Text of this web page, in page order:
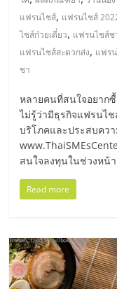
แฟ
รน
ไชส์,
รน
ไชส์
ขาย
แฟ
รน
ไชส์
แฟ
ขาย
หน้า
บ้าน
แฟรนไชส์, แฟรนไชส์
ไชส์ก๋วยเตี๋ยว, แฟรนไชส์ช
แฟรนไชส์สะดวกส่ง, แฟร
ชา
หลายคนที่สนใจอยาก
ไม่รู้ว่ามีธุรกิจแฟรนไ
บริโภคและประสบคว
สนใจลงทุนในช่วงหน้
Read more